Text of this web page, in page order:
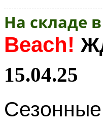
На складе
Beach!
15.04.25